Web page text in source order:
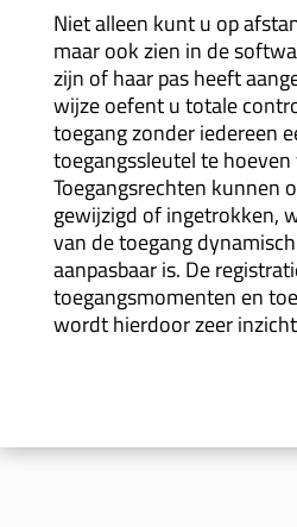
Niet alleen kunt u op
maar ook zien in de
zijn of haar pas heeft
wijze oefent u totale
toegang zonder iedereen
toegangssleutel te hoeven
Toegangsrechten kunnen
gewijzigd of ingetrokken,
van de toegang
aanpasbaar is. De
toegangsmomenten en
wordt hierdoor zeer